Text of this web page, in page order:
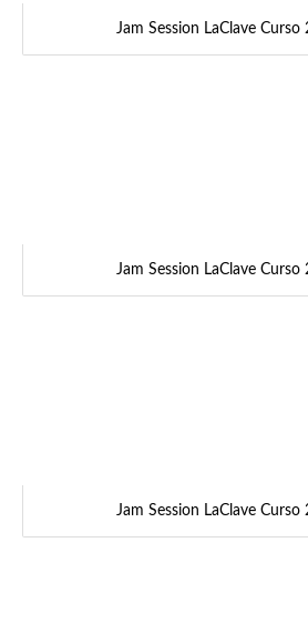
Jam Session LaClave
Jam Session LaClave
Jam Session LaClave